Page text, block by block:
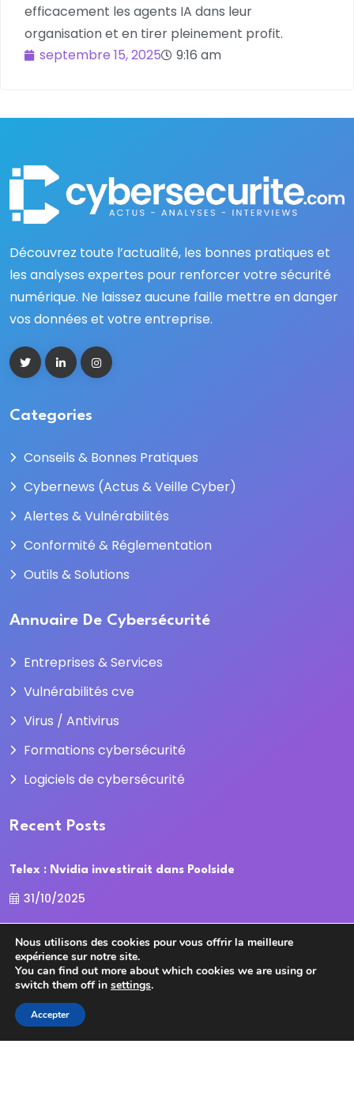
efficacement les agents IA dans leur
organisation et en tirer pleinement profit.
septembre 15, 2025
9:16 am
Découvrez toute l’actualité, les bonnes pratiques et
les analyses expertes pour renforcer votre sécurité
numérique. Ne laissez aucune faille mettre en danger
vos données et votre entreprise.
Categories
Conseils & Bonnes Pratiques
Cybernews (Actus & Veille Cyber)
Alertes & Vulnérabilités
Conformité & Réglementation
Outils & Solutions
Annuaire De Cybersécurité
Entreprises & Services
Vulnérabilités cve
Virus / Antivirus
Formations cybersécurité
Logiciels de cybersécurité
Recent Posts
Telex : Nvidia investirait dans Poolside
31/10/2025
La Cour des comptes recadre la
31/10/2025
Nous utilisons des cookies pour vous offrir la meilleure
expérience sur notre site.
You can find out more about which cookies we are using or
switch them off in settings.
Accepter